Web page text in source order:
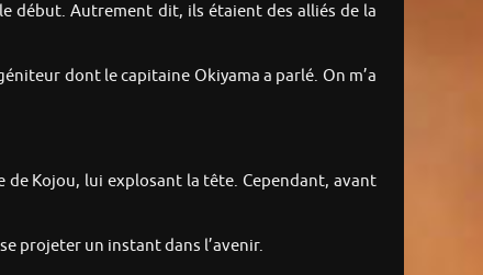
début. Autrement dit, ils étaient des alliés de la
dont le capitaine Okiyama a parlé. On m’a
Kojou, lui explosant la tête. Cependant, avant
projeter un instant dans l’avenir.